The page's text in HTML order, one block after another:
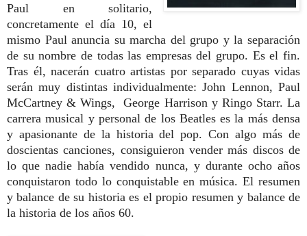
Paul en solitario,
concretamente eldía 10, el
mismo Paul anuncia su marcha del grupo y la separación
de su nombre de todas las empresas del grupo. Es el fin.
Tras él, nacerán cuatro artistas por separado cuyas vidas
serán muy distintas individualmente:John Lennon, Paul
McCartney & Wings, George Harrison y Ringo Starr. La
carrera musical y personal de los Beatles es la más densa
y apasionante de la historia del pop. Con algo más de
doscientas canciones, consiguieron vender más discos de
lo que nadie había vendido nunca, y durante ocho años
conquistaron todo lo conquistable en música. El resumen
y balance de su historia es el propio resumen y balance de
la historia de los años 60.